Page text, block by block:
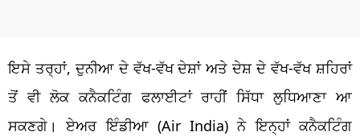
ਇਸੇ ਤਰ੍ਹਾਂ, ਦੁਨੀਆ ਦੇ ਵੱਖ-ਵੱਖ ਦੇਸ਼ਾਂ ਅਤੇ ਦੇਸ਼ ਦੇ ਵੱਖ-ਵੱਖ ਸ਼ਹਿਰਾਂ
ਤੋਂ ਵੀ ਲੋਕ ਕਨੈਕਟਿੰਗ ਫਲਾਈਟਾਂ ਰਾਹੀਂ ਸਿੱਧਾ ਲੁਧਿਆਣਾ ਆ
ਸਕਣਗੇ। ਏਅਰ ਇੰਡੀਆ (Air India) ਨੇ ਇਨ੍ਹਾਂ ਕਨੈਕਟਿੰਗ